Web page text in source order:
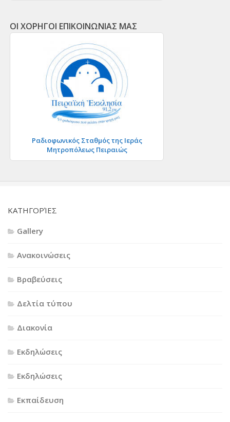
ΟΙ ΧΟΡΗΓΟΙ ΕΠΙΚΟΙΝΩΝΙΑΣ ΜΑΣ
Ραδιοφωνικός Σταθμός της Ιεράς
Μητροπόλεως Πειραιώς
KΑΤΗΓΟΡΊΕΣ
Gallery
Ανακοινώσεις
Βραβεύσεις
Δελτία τύπου
Διακονία
Εκδηλώσεις
Εκδηλώσεις
Εκπαίδευση